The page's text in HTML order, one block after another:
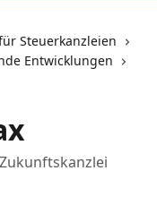
Steuerkanzleien
Entwicklungen